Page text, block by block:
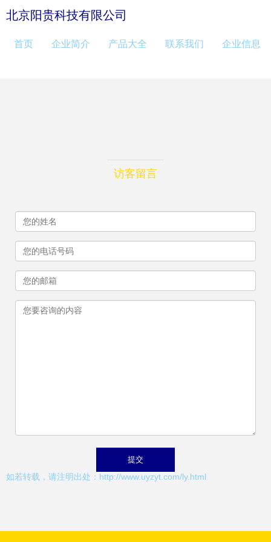
北京阳贵科技有限公司
首页 企业简介 产品大全 联系我们 企业信息
访客留言
如若转载，请注明出处：http://www.uyzyt.com/ly.html